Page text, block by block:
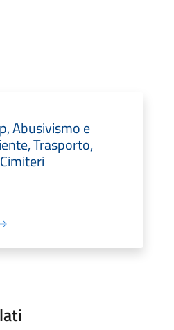
Abusivismo e
Trasporto,